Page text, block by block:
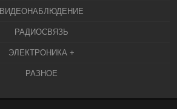
ВИДЕОНАБЛЮДЕНИЕ
РАДИОСВЯЗЬ
ЭЛЕКТРОНИКА +
РАЗНОЕ